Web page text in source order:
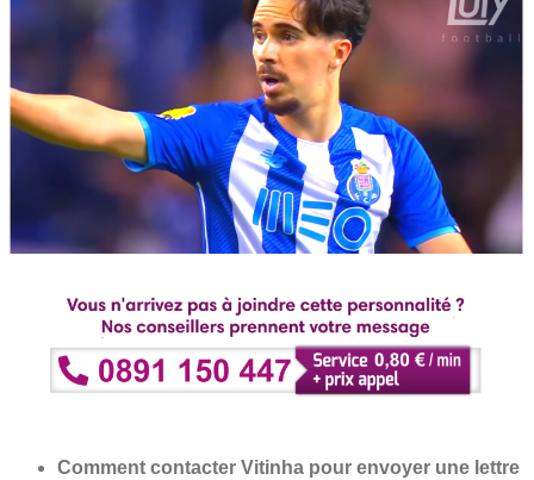
Comment contacter Vitinha pour envoyer une lettre